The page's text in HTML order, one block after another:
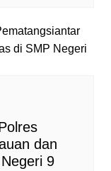
dan
9